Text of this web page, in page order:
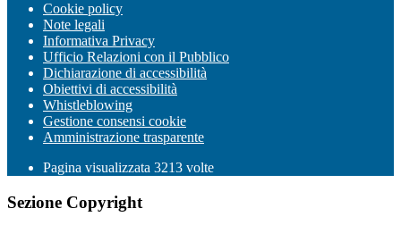
Cookie policy
Note legali
Informativa Privacy
Ufficio Relazioni con il Pubblico
Dichiarazione di accessibilità
Obiettivi di accessibilità
Whistleblowing
Gestione consensi cookie
Amministrazione trasparente
Pagina visualizzata 3213 volte
Sezione Copyright